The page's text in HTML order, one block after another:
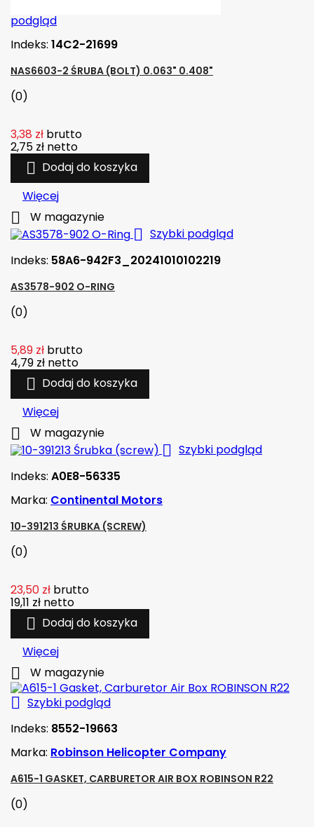
podgląd
Indeks: 14C2-21699
NAS6603-2 ŚRUBA (BOLT) 0.063" 0.408"
(0)
3,38 zł brutto
2,75 zł netto
 Dodaj do koszyka
Więcej
 W magazynie
 Szybki podgląd
Indeks: 58A6-942F3_20241010102219
AS3578-902 O-RING
(0)
5,89 zł brutto
4,79 zł netto
 Dodaj do koszyka
Więcej
 W magazynie
 Szybki podgląd
Indeks: A0E8-56335
Marka: Continental Motors
10-391213 ŚRUBKA (SCREW)
(0)
23,50 zł brutto
19,11 zł netto
 Dodaj do koszyka
Więcej
 W magazynie
 Szybki podgląd
Indeks: 8552-19663
Marka: Robinson Helicopter Company
A615-1 GASKET, CARBURETOR AIR BOX ROBINSON R22
(0)